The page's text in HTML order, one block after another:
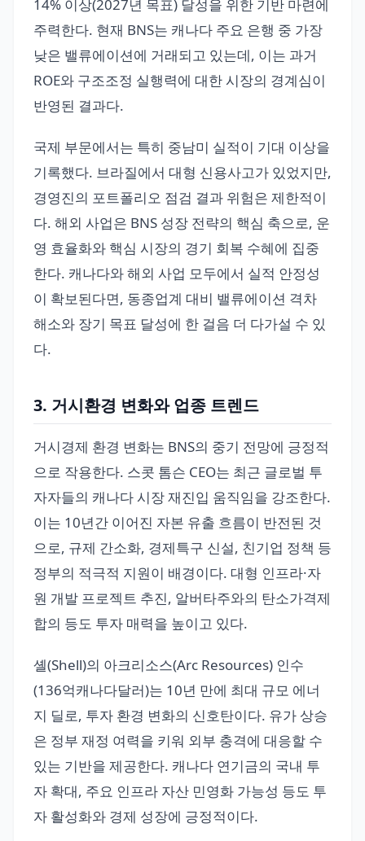
14% 이상(2027년 목표) 달성을 위한 기반 마련에
주력한다. 현재 BNS는 캐나다 주요 은행 중 가장
낮은 밸류에이션에 거래되고 있는데, 이는 과거
ROE와 구조조정 실행력에 대한 시장의 경계심이
반영된 결과다.
국제 부문에서는 특히 중남미 실적이 기대 이상을
기록했다. 브라질에서 대형 신용사고가 있었지만,
경영진의 포트폴리오 점검 결과 위험은 제한적이
다. 해외 사업은 BNS 성장 전략의 핵심 축으로, 운
영 효율화와 핵심 시장의 경기 회복 수혜에 집중
한다. 캐나다와 해외 사업 모두에서 실적 안정성
이 확보된다면, 동종업계 대비 밸류에이션 격차
해소와 장기 목표 달성에 한 걸음 더 다가설 수 있
다.
3. 거시환경 변화와 업종 트렌드
거시경제 환경 변화는 BNS의 중기 전망에 긍정적
으로 작용한다. 스콧 톰슨 CEO는 최근 글로벌 투
자자들의 캐나다 시장 재진입 움직임을 강조한다.
이는 10년간 이어진 자본 유출 흐름이 반전된 것
으로, 규제 간소화, 경제특구 신설, 친기업 정책 등
정부의 적극적 지원이 배경이다. 대형 인프라·자
원 개발 프로젝트 추진, 알버타주와의 탄소가격제
합의 등도 투자 매력을 높이고 있다.
셸(Shell)의 아크리소스(Arc Resources) 인수
(136억캐나다달러)는 10년 만에 최대 규모 에너
지 딜로, 투자 환경 변화의 신호탄이다. 유가 상승
은 정부 재정 여력을 키워 외부 충격에 대응할 수
있는 기반을 제공한다. 캐나다 연기금의 국내 투
자 확대, 주요 인프라 자산 민영화 가능성 등도 투
자 활성화와 경제 성장에 긍정적이다.